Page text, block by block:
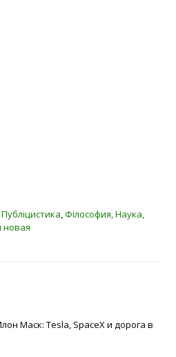
Публіцистика Філософия, Наука,
новая
Маск: Tesla, SpaceХ и дорога в